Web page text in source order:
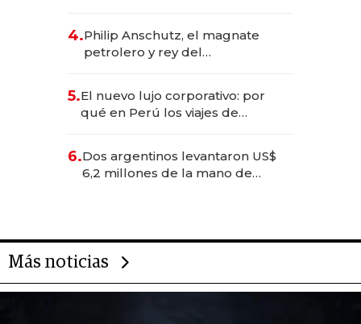
4.Philip Anschutz, el magnate
petrolero y rey del
Fénix
5.El nuevo lujo corporativo: por
qué en Perú los viajes de
transformadoras
6.Dos argentinos levantaron US$
6,2 millones de la mano de
Más noticias